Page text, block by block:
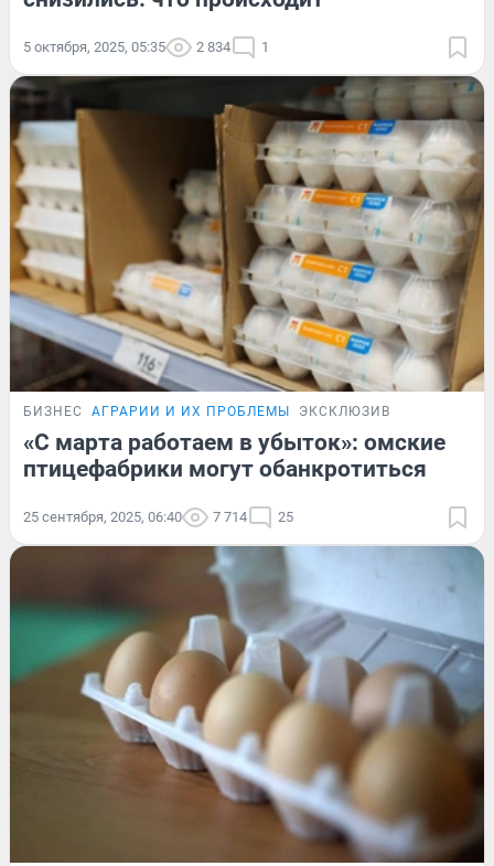
5 октября, 2025, 05:35 2 834 1
БИЗНЕС АГРАРИИ И ИХ ПРОБЛЕМЫ ЭКСКЛЮЗИВ
«С марта работаем в убыток»: омские
птицефабрики могут обанкротиться
25 сентября, 2025, 06:40 7 714 25